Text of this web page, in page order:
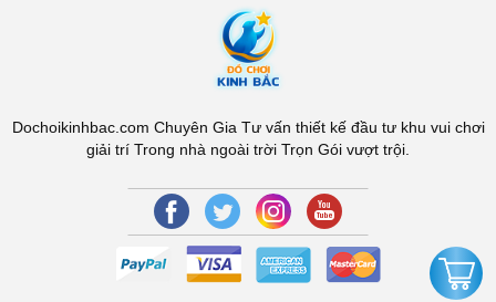
Dochoikinhbac.com Chuyên Gia Tư vấn thiết kế đầu tư khu vui chơi
giải trí Trong nhà ngoài trời Trọn Gói vượt trội.